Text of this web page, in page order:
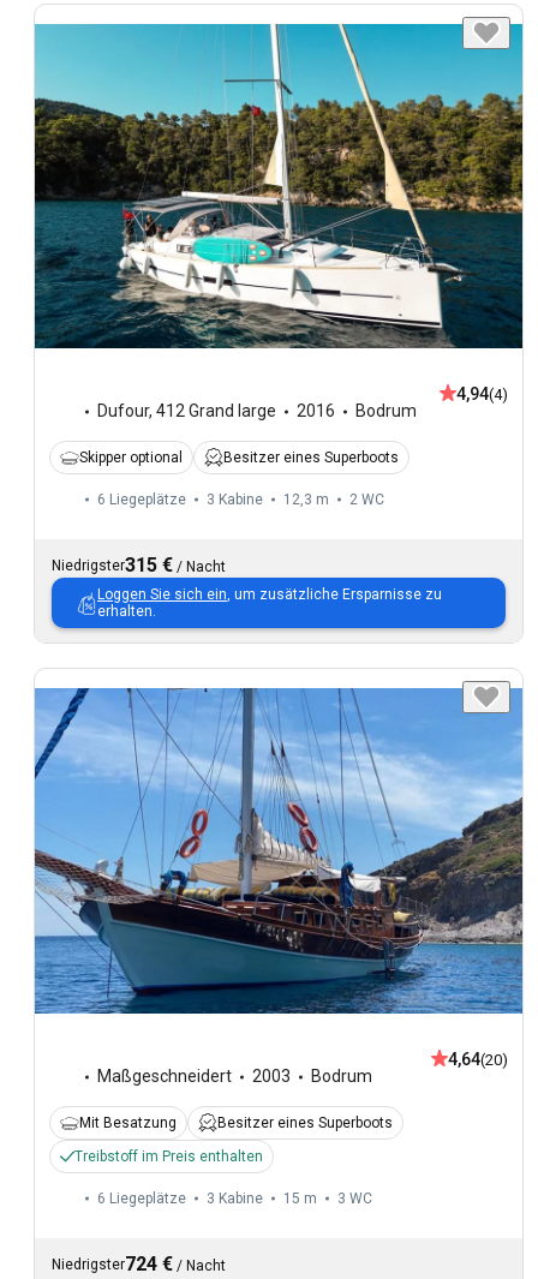
Dufour, 412 Grand large 2016 Bodrum
4,94(4)
Skipper optional Besitzer eines Superboots
6 Liegeplätze 3 Kabine 12,3 m 2 WC
Niedrigster315 € / Nacht
Loggen Sie sich ein, um zusätzliche Ersparnisse zu
erhalten.
Maßgeschneidert 2003 Bodrum
4,64(20)
Mit Besatzung
Besitzer eines Superboots
Treibstoff im Preis enthalten
6 Liegeplätze 3 Kabine 15 m 3 WC
Niedrigster724 € / Nacht